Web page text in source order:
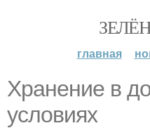
главная
Хранение в
условиях